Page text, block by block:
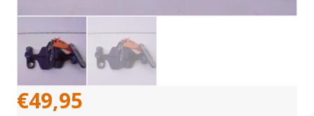
€49,95